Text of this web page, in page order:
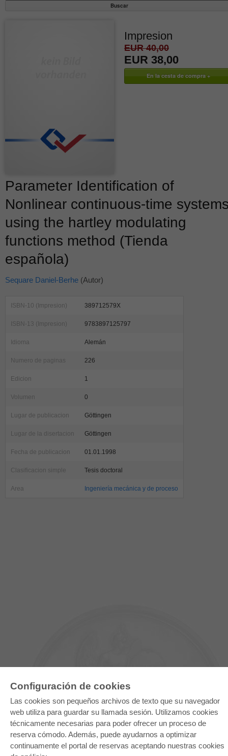
Configuración de cookies
Las cookies son pequeños archivos de texto que su navegador
web utiliza para guardar su llamada sesión. Utilizamos cookies
técnicamente necesarias para poder ofrecer un proceso de
reserva cómodo. Además, puede ayudarnos a optimizar
continuamente el portal de reservas aceptando nuestras cookies
Impresion
EUR 40,00
EUR 38,00
Parameter Identification of
Nonlinear continuous-time
using the hartley modulating
functions method (Tienda
española)
Sequare Daniel-Berhe (Autor)
ISBN-10 (Impresion) 389712579X
ISBN-13 (Impresion) 9783897125797
Idioma Alemán
Numero de paginas 226
Edicion 1
Volumen 0
Lugar de publicacion Göttingen
Lugar de la disertacion Göttingen
Fecha de publicacion 01.01.1998
Clasificacion simple Tesis doctoral
Area Ingeniería mecánica y de proceso
E-COLLECTION
Paquete entero
Paquete de especialidades